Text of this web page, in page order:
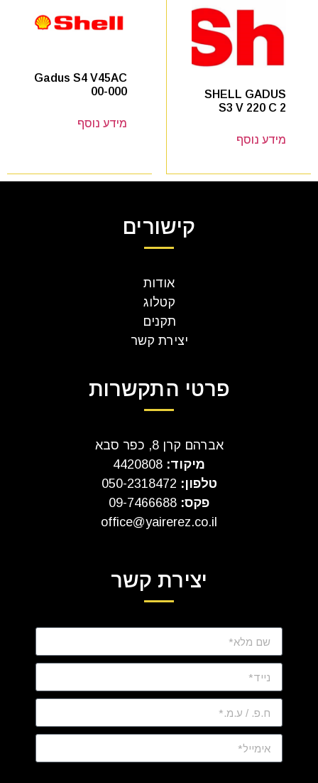
SHELL GADUS
S3 V 220 C 2
מידע נוסף
Gadus S4 V45AC
00-000
מידע נוסף
קישורים
אודות
קטלוג
תקנים
יצירת קשר
פרטי התקשרות
אברהם קרן 8, כפר סבא
מיקוד:
טלפון:
פקס: 09-7466688
office@yairerez.co.il
יצירת קשר